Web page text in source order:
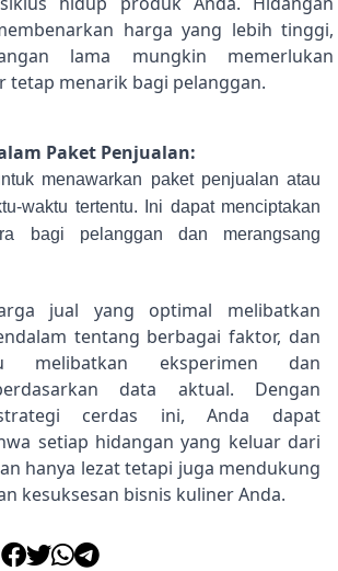
harga yang lebih tinggi,
lama mungkin memerlukan
tetap menarik bagi pelanggan.
Paket Penjualan:
menawarkan paket penjualan atau
waktu tertentu. Ini dapat menciptakan
bagi pelanggan dan merangsang
jual yang optimal melibatkan
tentang berbagai faktor, dan
melibatkan eksperimen dan
data aktual. Dengan
cerdas ini, Anda dapat
setiap hidangan yang keluar dari
hanya lezat tetapi juga mendukung
kesuksesan bisnis kuliner Anda.